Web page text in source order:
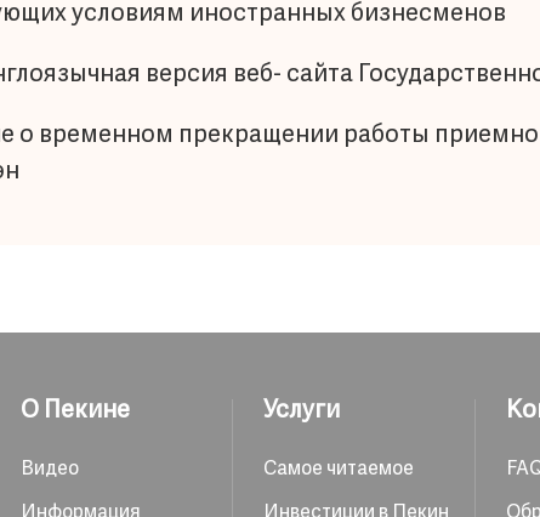
условиям иностранных бизнесменов
версия веб- сайта
о временном прекращении работы
О Пекине
Видео
Услуги
Самое читаемое